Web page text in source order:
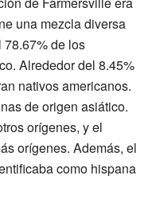
una mezcla diversa
de los
Alrededor del 8.45%
nativos americanos.
de origen asiático.
orígenes, y el
orígenes. Además, el
como hispana